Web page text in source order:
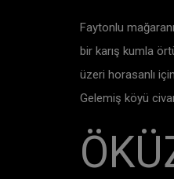
Faytonlu
bir karış kumla
üzeri horasanlı
Gelemiş köyü